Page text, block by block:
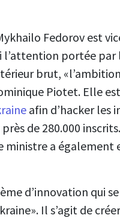
Fedorov est
portée par
brut,
Piotet. Elle
afin d’hacker les
de 280.000
a également
d’innovation qui
Il s’agit de